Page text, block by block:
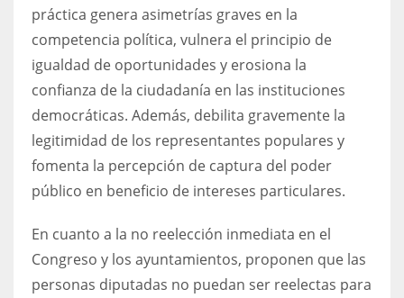
práctica genera asimetrías graves en la
competencia política, vulnera el principio de
igualdad de oportunidades y erosiona la
confianza de la ciudadanía en las instituciones
democráticas. Además, debilita gravemente la
legitimidad de los representantes populares y
fomenta la percepción de captura del poder
público en beneficio de intereses particulares.
En cuanto a la no reelección inmediata en el
Congreso y los ayuntamientos, proponen que las
personas diputadas no puedan ser reelectas para